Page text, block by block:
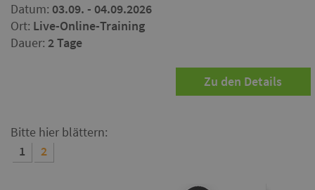
Datum: 03.09. - 04.09.2026
Ort: Live-Online-Training
Dauer: 2 Tage
Zu den Details
Bitte hier blättern:
1
2